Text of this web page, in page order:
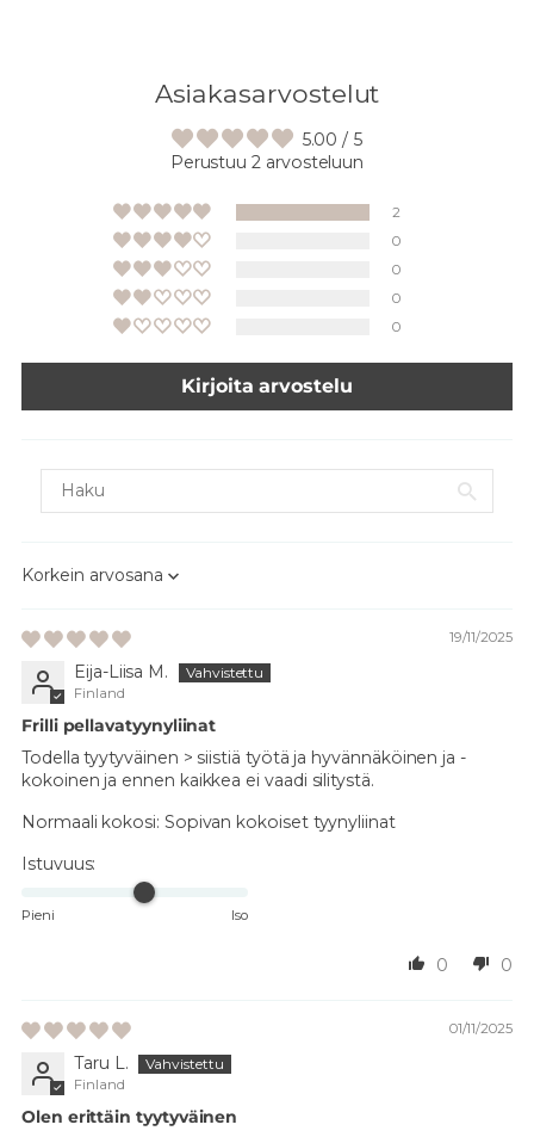
Asiakasarvostelut
5.00 / 5
Perustuu 2 arvosteluun
2
0
0
0
0
Kirjoita arvostelu
Sort by
19/11/2025
Eija-Liisa M.
Finland
Frilli pellavatyynyliinat
Todella tyytyväinen > siistiä työtä ja hyvännäköinen ja -
kokoinen ja ennen kaikkea ei vaadi silitystä.
Normaali kokosi: Sopivan kokoiset tyynyliinat
Istuvuus:
Pieni Iso
0 0
01/11/2025
Taru L.
Finland
Olen erittäin tyytyväinen